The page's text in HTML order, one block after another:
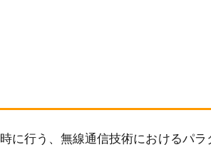
に行う、無線通信技術におけるパ